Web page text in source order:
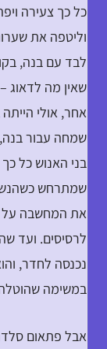
כל כך צעירה
וליטפה את
לבד עם בנה,
שאין מה לדאוג
אחר, אולי
שמחה עבור
בני האנוש כל
שמתרחש
את המחשבה על
לרסיסים. ועד
נכנסה לחדר,
במשימה שהוטלה
אבל פתאום